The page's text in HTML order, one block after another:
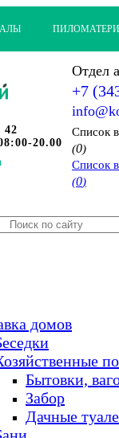
42
20.00
Отдел
+7
Cписок
(0)
Cписок
(0)
домов
Бытовки,
Забор
Дачные